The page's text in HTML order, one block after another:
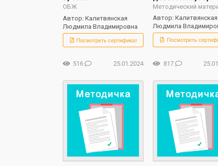
ОБЖ
Автор: Калитвянская
Людмила Владимировна
Посмотреть сертификат
25.01.2024
516
Методический
Автор: Калитвянская
Людмила
Посмотреть
817